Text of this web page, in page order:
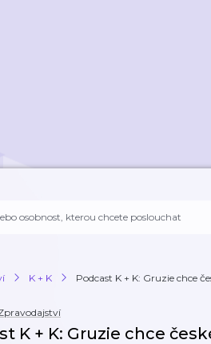
K + K Podcast K + K: Gruzie chce
K + K: Gruzie chce